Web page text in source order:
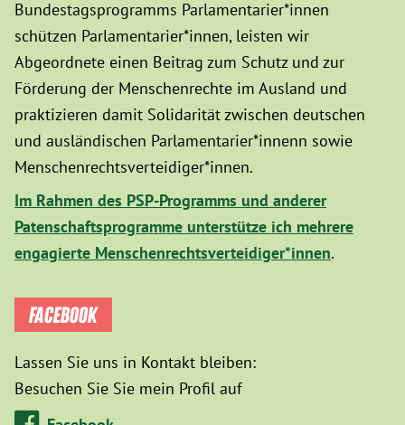
Bundestagsprogramms Parlamentarier*innen
schützen Parlamentarier*innen, leisten wir
Abgeordnete einen Beitrag zum Schutz und zur
Förderung der Menschenrechte im Ausland und
praktizieren damit Solidarität zwischen deutschen
und ausländischen Parlamentarier*innenn sowie
Menschenrechtsverteidiger*innen.
Im Rahmen des PSP-Programms und anderer
Patenschaftsprogramme unterstütze ich mehrere
engagierte Menschenrechtsverteidiger*innen.
FACEBOOK
Lassen Sie uns in Kontakt bleiben:
Besuchen Sie Sie mein Profil auf